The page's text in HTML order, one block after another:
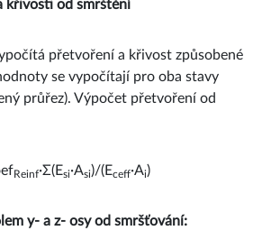
křivosti od smrštění
přetvoření a křivost způsobené
se vypočítají pro oba stavy
průřez). Výpočet přetvoření od
Reinf·Σ(Esi·Asi)/(Eceff·Ai)
y- a z- osy od smršťování: